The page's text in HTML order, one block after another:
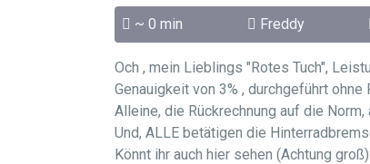
~ 0 min Freddy
Och , mein Lieblings "Rotes Tuch",
Genauigkeit von 3% , durchgeführt
Alleine, die Rückrechnung auf die
Und, ALLE betätigen die
Könnt ihr auch hier sehen (Achtung groß):